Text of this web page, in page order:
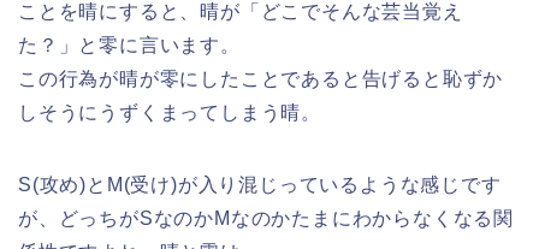
ことを晴にすると、晴が「どこでそんな芸当覚え
た？」と零に言います。
この行為が晴が零にしたことであると告げると恥ずか
しそうにうずくまってしまう晴。
S(攻め)とM(受け)が入り混じっているような感じです
が、どっちがSなのかMなのかたまにわからなくなる関